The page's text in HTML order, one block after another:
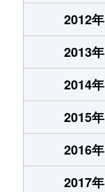
2012年
2013年
2014年
2015年
2016年
2017年